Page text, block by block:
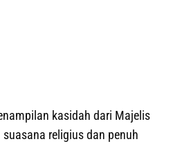
kasidah dari Majelis
religius dan penuh